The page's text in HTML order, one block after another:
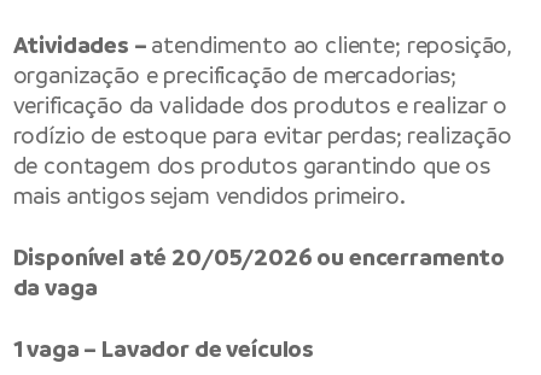
Atividades – atendimento ao cliente; reposição,
organização e precificação de mercadorias;
verificação da validade dos produtos e realizar o
rodízio de estoque para evitar perdas; realização
de contagem dos produtos garantindo que os
mais antigos sejam vendidos primeiro.
Disponível até 20/05/2026 ou encerramento
da vaga
1 vaga – Lavador de veículos